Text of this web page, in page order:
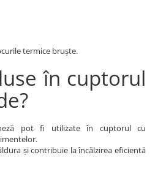
termice bruște.
în cuptorul
pot fi utilizate în cuptorul cu
și contribuie la încălzirea eficientă